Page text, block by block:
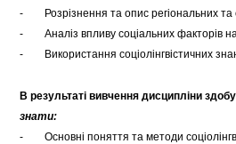
- Розрізнення та опис регіональних та
- Аналіз впливу соціальних факторів
- Використання соціолінгвістичних
В результаті вивчення дисципліни
знати:
- Основні поняття та методи